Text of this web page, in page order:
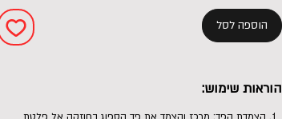
הוספה לסל
הוראות שימוש:
הצמדת הפד: מרכז והצמד את פד הספוג בחוזקה אל פלטת